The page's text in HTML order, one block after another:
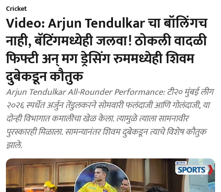
Cricket
Video: Arjun Tendulkar चा बॉलिंगच
नाही, बॅटिंगमध्येही जलवा! ठोकली वादळी
फिफ्टी अन् मग ड्रेसिंग रुममध्येही शिवम
दुबेकडून कौतुक
Arjun Tendulkar All-Rounder Performance: टी२० मुंबई लीग
२०२६ स्पर्धेत अर्जुन तेंडुलकरने सोमवारी फलंदाजी आणि गोलंदाजी, या
दोन्ही विभागात कमालीचा खेळ केला. त्यामुळे त्याला सामनावीर
पुरस्कारही मिळाला. सामन्यानंतर शिवम दुबेकडून त्याचे विशेष कौतुक
झाले.